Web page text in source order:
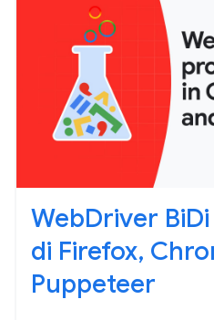
WebDriver
di Firefox,
Puppeteer